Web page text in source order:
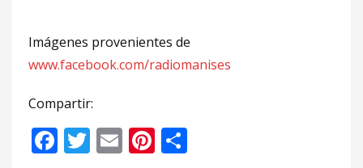
Imágenes provenientes de
www.facebook.com/radiomanises
Compartir:
Facebook
Twitter
EmailPinterest